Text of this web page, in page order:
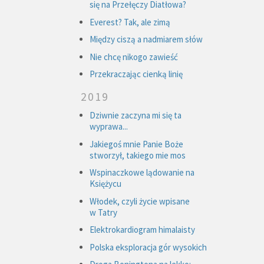
się na Przełęczy Diatłowa?
Everest? Tak, ale zimą
Między ciszą a nadmiarem słów
Nie chcę nikogo zawieść
Przekraczając cienką linię
2019
Dziwnie zaczyna mi się ta
wyprawa...
Jakiegoś mnie Panie Boże
stworzył, takiego mie mos
Wspinaczkowe lądowanie na
Księżycu
Włodek, czyli życie wpisane
w Tatry
Elektrokardiogram himalaisty
Polska eksploracja gór wysokich